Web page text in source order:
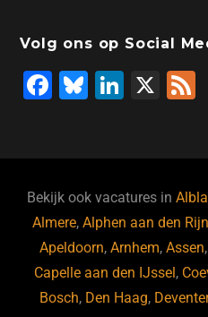
Volg ons op Social
F
b
o
o
k
Bl
ky
Li
dI
n
X
Bekijk ook vacatures in
Almere,Alphen aan den Rijn
Apeldoorn,Arnhem,Assen,
Capelle aan den IJssel,
Bosch, Den Haag, Deventer